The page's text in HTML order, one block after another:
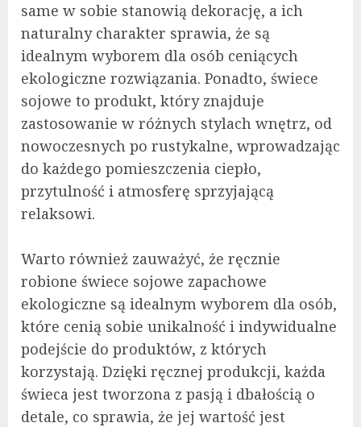
same w sobie stanowią dekorację, a ich
naturalny charakter sprawia, że są
idealnym wyborem dla osób ceniących
ekologiczne rozwiązania. Ponadto, świece
sojowe to produkt, który znajduje
zastosowanie w różnych stylach wnętrz, od
nowoczesnych po rustykalne, wprowadzając
do każdego pomieszczenia ciepło,
przytulność i atmosferę sprzyjającą
relaksowi.
Warto również zauważyć, że ręcznie
robione świece sojowe zapachowe
ekologiczne są idealnym wyborem dla osób,
które cenią sobie unikalność i indywidualne
podejście do produktów, z których
korzystają. Dzięki ręcznej produkcji, każda
świeca jest tworzona z pasją i dbałością o
detale, co sprawia, że jej wartość jest